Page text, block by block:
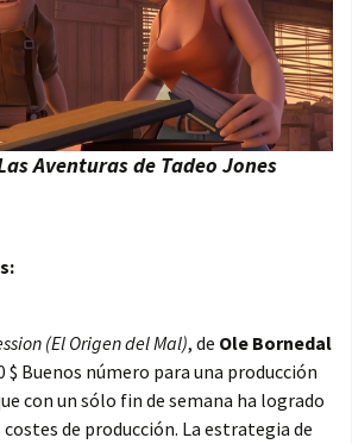
Aventuras de Tadeo Jones
(El Origen del Mal), de Ole Bornedal
$ Buenos número para una producción
con un sólo fin de semana ha logrado
costes de producción. La estrategia de